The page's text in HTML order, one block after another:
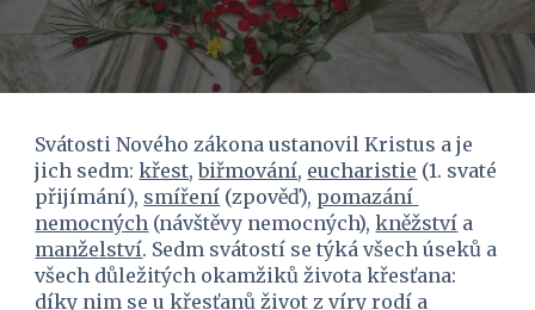
Svátosti Nového zákona ustanovil Kristus a je
jich sedm: křest, biřmování, eucharistie (1. svaté
přijímání), smíření (zpověď), pomazání
nemocných (návštěvy nemocných), kněžství
manželství. Sedm svátostí se týká všech úseků a
všech důležitých okamžiků života křesťana:
díky nim se u křesťanů život z víry rodí a